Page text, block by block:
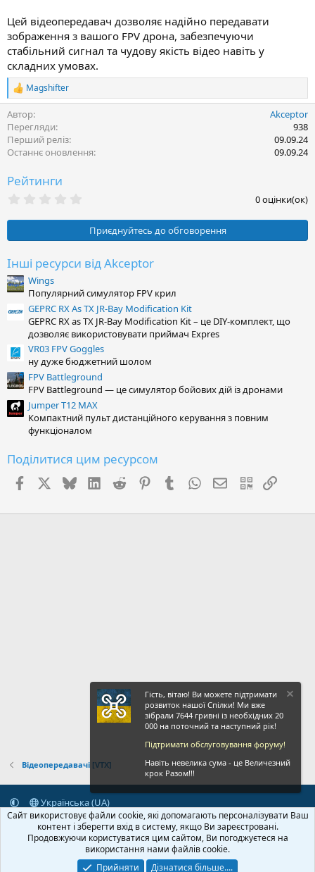
Цей відеопередавач дозволяє надійно передавати
зображення з вашого FPV дрона, забезпечуючи
стабільний сигнал та чудову якість відео навіть у
складних умовах.
Р
е
а
к
ц
і
Magshifter
Автор
Akceptor
Перегляди
938
Перший реліз
09.09.24
Останнє оновлення
09.09.24
Рейтинги
0
з
р
к
(
и
)
0 оцінки(ок)
Приєднуйтесь до обговорення
Інші ресурси від Akceptor
Wings
Популярний симулятор FPV крил
GEPRC RX As TX JR-Bay Modification Kit
GEPRC RX as TX JR-Bay Modification Kit – це DIY-комплект, що
дозволяє використовувати приймач Expres
VR03 FPV Goggles
ну дуже бюджетний шолом
FPV Battleground
FPV Battleground — це симулятор бойових дій із дронами
Jumper T12 MAX
Компактний пульт дистанційного керування з повним
функціоналом
Поділитися цим ресурсом
FacebookX (Twitter)
BlueskyLinkedInReddit PinterestTumblr WhatsApp
E-mail QR Code
Відеопередавачі [VTX]
Українська (UA)
Зворотній зв'язок
Умови і правила
Політика конфіденційності
Дoпoмoга
Головна
R
S
S
© 2020-2026 FPVUA.ORG Розроблено:Magshifter
Гість, вітаю! Ви можете підтримати
розвиток нашої Спілки! Ми вже
зібрали 7644 гривні із необхідних 20
000 на поточний та наступний рік!
Підтримати обслуговування форуму!
Навіть невелика сума - це Величезний
крок Разом!!!
Сайт використовує файли cookie, які допомагають персоналізувати Ваш
контент і зберегти вхід в систему, якщо Ви зареєстровані.
Продовжуючи користуватися цим сайтом, Ви погоджуєтеся на
використання нами файлів cookie.
Прийняти
Дізнатися більше....